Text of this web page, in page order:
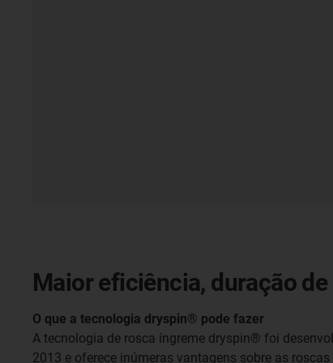
Maior eficiência, duração
O que a tecnologia dryspin® pode fazer
A tecnologia de rosca íngreme dryspin® foi
2013 e oferece inúmeras vantagens sobre as